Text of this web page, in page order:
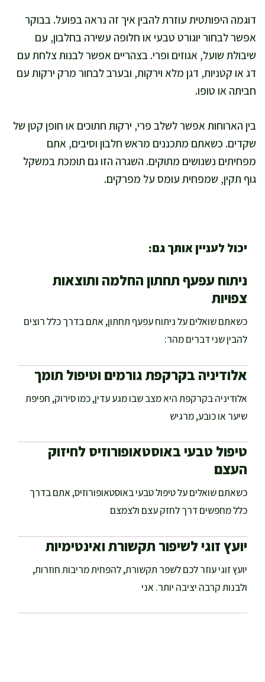
דוגמה היפותטית עוזרת להבין איך זה נראה בפועל. בבוקר
אפשר לבחור יוגורט טבעי או חלופה עשירה בחלבון, עם
שיבולת שועל, אגוזים ופרי. בצהריים אפשר לבנות צלחת עם
דג או קטניות, דגן מלא וירקות, ובערב לבחור מרק ירקות עם
חביתה או טופו.
בין הארוחות אפשר לשלב פרי, ירקות חתוכים או חופן קטן של
שקדים. כשאתם מתכננים מראש חלבון וסיבים, אתם
מפחיתים נשנושים מתוקים. השגרה הזו גם תומכת במשקל
גוף תקין, שמפחית עומס על מפרקים.
יכול לעניין אותך גם:
ניתוח עפעף תחתון החלמה ותוצאות
צפויות
כשאתם שואלים על ניתוח עפעף תחתון, אתם בדרך כלל רוצים
להבין שני דברים מהר:
אלודיניה בקרקפת גורמים וטיפול תומך
אלודיניה בקרקפת היא מצב שבו מגע עדין, כמו סירוק, חפיפת
שיער או כובע, מרגיש
טיפול טבעי באוסטאופורוזיס לחיזוק
העצם
כשאתם שואלים על טיפול טבעי באוסטאופורוזיס, אתם בדרך
כלל מחפשים דרך לחזק עצם ולצמצם
יועץ זוגי לשיפור תקשורת ואינטימיות
יועץ זוגי עוזר לכם לשפר תקשורת, להפחית מריבות חוזרות,
ולבנות קרבה יציבה יותר. אני